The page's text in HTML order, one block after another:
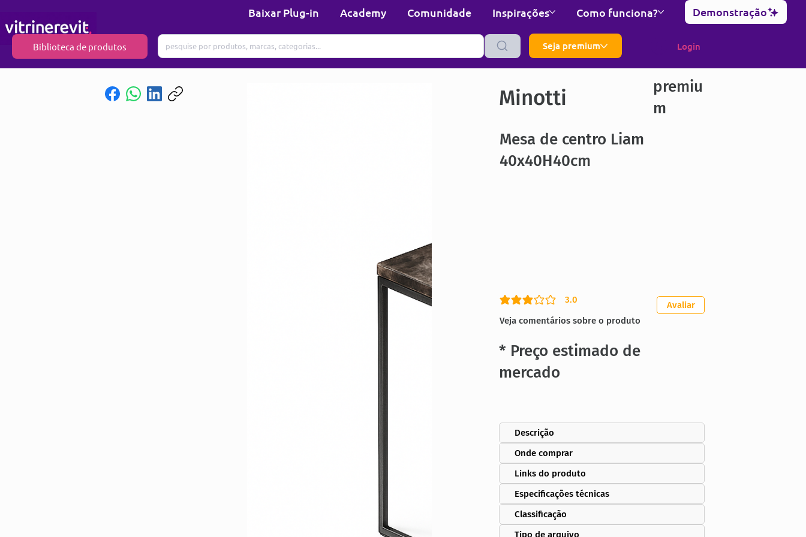
Baixar Plug-in Academy Comunidade Inspirações Como funciona? Demonstração
Biblioteca de produtos Seja premium Login
Minotti
premiu
m
Mesa de centro Liam
40x40H40cm
3.0
classificação média é 3 de 5
Veja comentários sobre o produto
Avaliar
* Preço estimado de
mercado
Descrição
Onde comprar
Links do produto
Especificações técnicas
Classificação
Tipo de arquivo